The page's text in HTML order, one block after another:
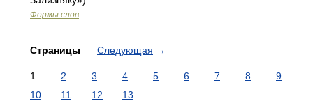
Формы слов
Страницы Следующая →
1 2 3 4 5 6 7 8
9
10
11 12 13